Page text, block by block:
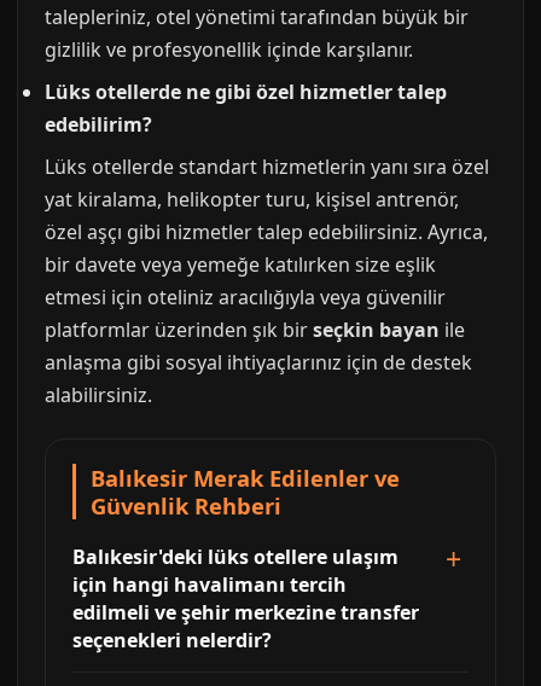
talepleriniz, otel yönetimi tarafından büyük bir
gizlilik ve profesyonellik içinde karşılanır.
Lüks otellerde ne gibi özel hizmetler talep
edebilirim?
Lüks otellerde standart hizmetlerin yanı sıra özel
yat kiralama, helikopter turu, kişisel antrenör,
özel aşçı gibi hizmetler talep edebilirsiniz. Ayrıca,
bir davete veya yemeğe katılırken size eşlik
etmesi için oteliniz aracılığıyla veya güvenilir
platformlar üzerinden şık birseçkin bayan ile
anlaşma gibi sosyal ihtiyaçlarınız için de destek
alabilirsiniz.
Balıkesir Merak Edilenler ve
Güvenlik Rehberi
Balıkesir'deki lüks otellere ulaşım
için hangi havalimanı tercih
edilmeli ve şehir merkezine transfer
seçenekleri nelerdir?